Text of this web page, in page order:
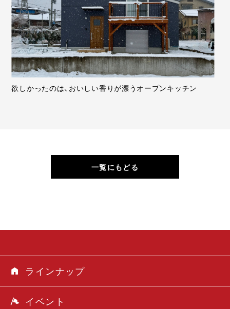
欲しかったのは、おいしい香りが漂うオープンキッチン
一覧にもどる
ラインナップ
イベント